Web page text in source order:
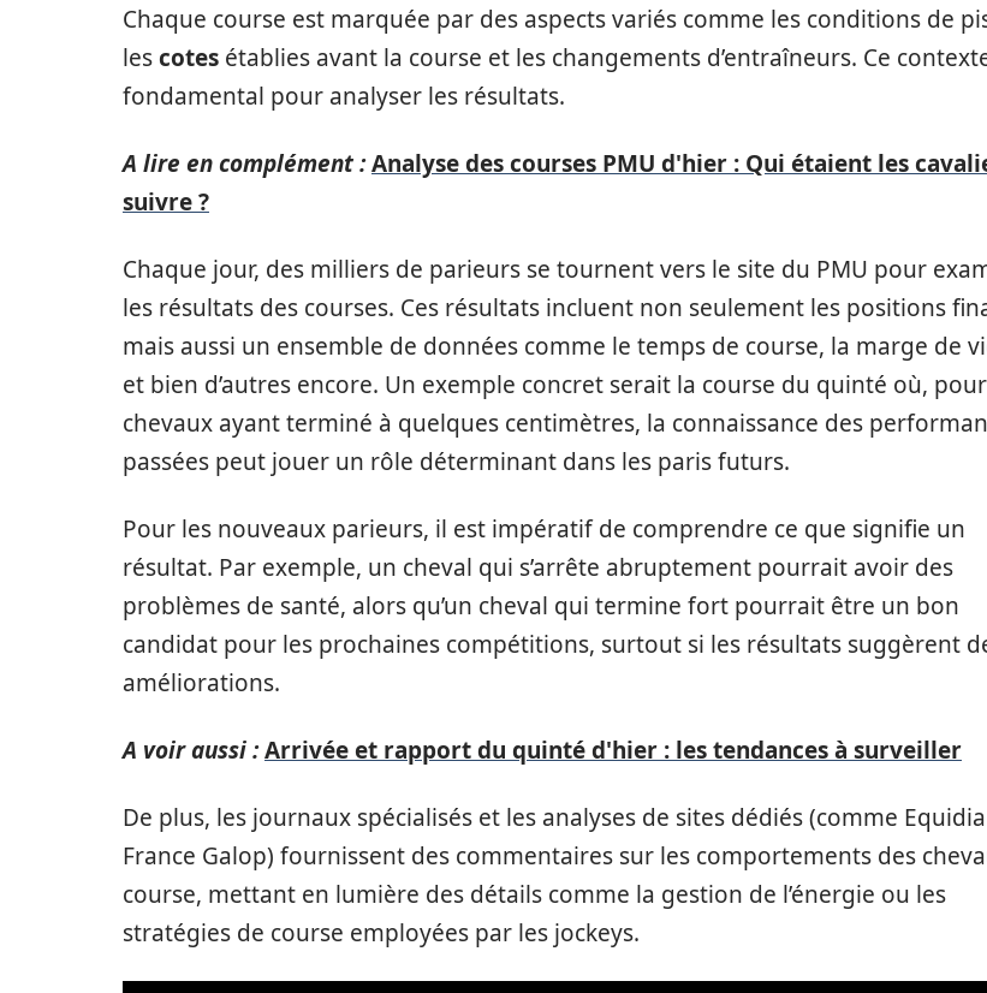
Chaque course est marquée par des aspects variés comme les conditions de
lescotes établies avant la course et les changements d’entraîneurs. Ce
fondamental pour analyser les résultats.
A lire en complément :Analyse des courses PMU d'hier : Qui étaient les
suivre ?
Chaque jour, des milliers de parieurs se tournent vers le site du PMU pour
les résultats des courses. Ces résultats incluent non seulement les positions
mais aussi un ensemble de données comme le temps de course, la marge de
et bien d’autres encore. Un exemple concret serait la course du quinté où,
chevaux ayant terminé à quelques centimètres, la connaissance des
passées peut jouer un rôle déterminant dans les paris futurs.
Pour les nouveaux parieurs, il est impératif de comprendre ce que signifie un
résultat. Par exemple, un cheval qui s’arrête abruptement pourrait avoir des
problèmes de santé, alors qu’un cheval qui termine fort pourrait être un bon
candidat pour les prochaines compétitions, surtout si les résultats suggèrent
améliorations.
A voir aussi :Arrivée et rapport du quinté d'hier : les tendances à surveiller
De plus, les journaux spécialisés et les analyses de sites dédiés (comme
France Galop) fournissent des commentaires sur les comportements des
course, mettant en lumière des détails comme la gestion de l’énergie ou les
stratégies de course employées par les jockeys.